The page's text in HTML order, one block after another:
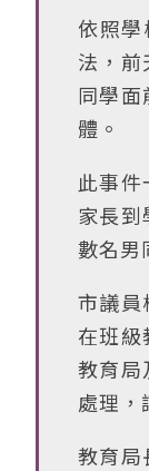
依照
法，
同學
體。
此事
家長
數名男
市議員
在班
教育局
處理，
教育局